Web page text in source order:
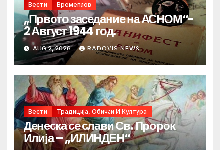
Вести Времеплов
„Првото заседание на АСНОМ“-
2 Август 1944 год.
AUG 2, 2026 RADOVIS NEWS
Вести Традиција, Обичаи И Култура
Денеска се слави Св. Пророк
Илија – „ИЛИНДЕН“